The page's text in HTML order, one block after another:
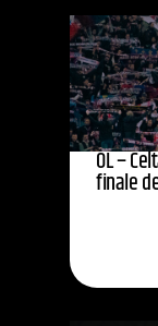
OL –
finale